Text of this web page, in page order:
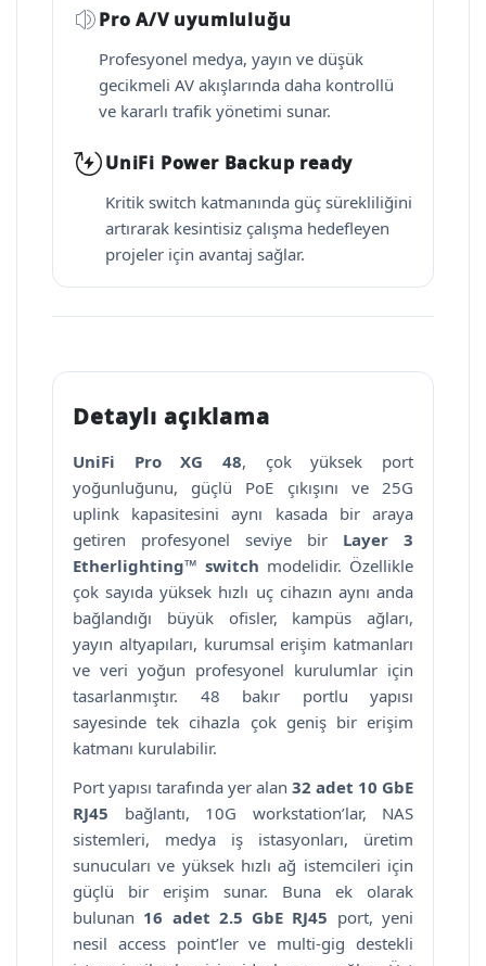
Pro A/V uyumluluğu
Profesyonel medya, yayın ve düşük
gecikmeli AV akışlarında daha kontrollü
ve kararlı trafik yönetimi sunar.
UniFi Power Backup ready
Kritik switch katmanında güç sürekliliğini
artırarak kesintisiz çalışma hedefleyen
projeler için avantaj sağlar.
Detaylı açıklama
UniFi Pro XG 48, çok yüksek port
yoğunluğunu, güçlü PoE çıkışını ve 25G
uplink kapasitesini aynı kasada bir araya
getiren profesyonel seviye bir Layer 3
Etherlighting™ switch modelidir. Özellikle
çok sayıda yüksek hızlı uç cihazın aynı anda
bağlandığı büyük ofisler, kampüs ağları,
yayın altyapıları, kurumsal erişim katmanları
ve veri yoğun profesyonel kurulumlar için
tasarlanmıştır. 48 bakır portlu yapısı
sayesinde tek cihazla çok geniş bir erişim
katmanı kurulabilir.
Port yapısı tarafında yer alan 32 adet 10 GbE
RJ45 bağlantı, 10G workstation’lar, NAS
sistemleri, medya iş istasyonları, üretim
sunucuları ve yüksek hızlı ağ istemcileri için
güçlü bir erişim sunar. Buna ek olarak
bulunan 16 adet 2.5 GbE RJ45 port, yeni
nesil access point’ler ve multi-gig destekli